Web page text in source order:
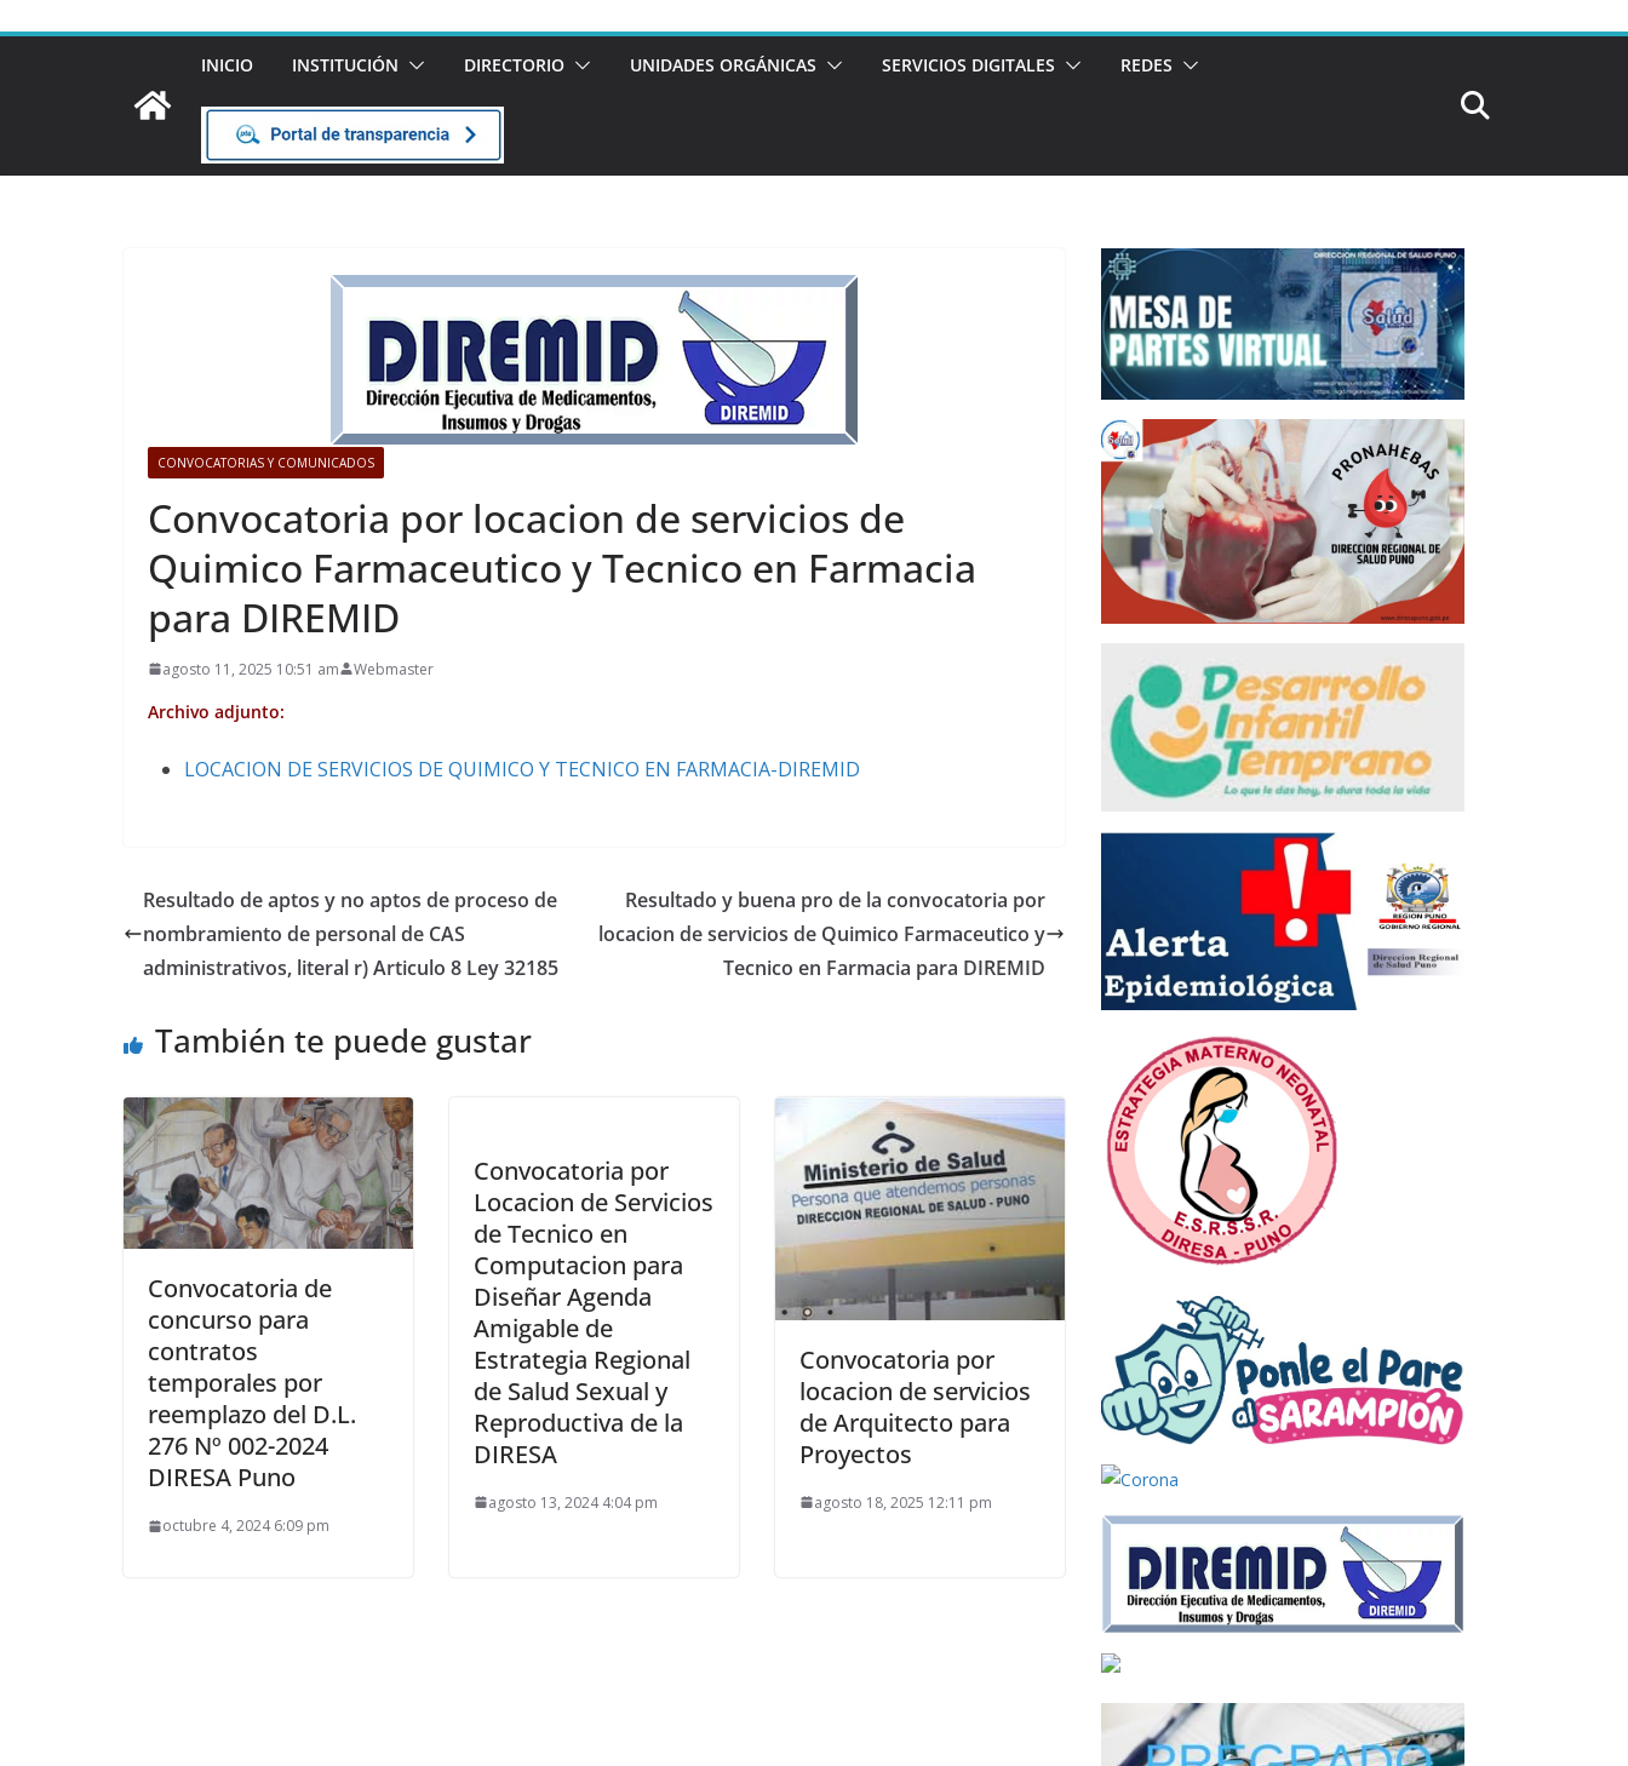
INICIO INSTITUCIÓN DIRECTORIO UNIDADES ORGÁNICAS SERVICIOS DIGITALES REDES
CONVOCATORIAS Y COMUNICADOS
Convocatoria por locacion de servicios de
Quimico Farmaceutico y Tecnico en Farmacia
para DIREMID
agosto 11, 2025 10:51 am Webmaster
Archivo adjunto:
LOCACION DE SERVICIOS DE QUIMICO Y TECNICO EN FARMACIA-DIREMID
Resultado de aptos y no aptos de proceso de
nombramiento de personal de CAS
administrativos, literal r) Articulo 8 Ley 32185
Resultado y buena pro de la convocatoria por
locacion de servicios de Quimico Farmaceutico y
Tecnico en Farmacia para DIREMID
También te puede gustar
Convocatoria de
concurso para
contratos
temporales por
reemplazo del D.L.
276 Nº 002-2024
DIRESA Puno
octubre 4, 2024 6:09 pm
Convocatoria por
Locacion de Servicios
de Tecnico en
Computacion para
Diseñar Agenda
Amigable de
Estrategia Regional
de Salud Sexual y
Reproductiva de la
DIRESA
agosto 13, 2024 4:04 pm
Convocatoria por
locacion de servicios
de Arquitecto para
Proyectos
agosto 18, 2025 12:11 pm